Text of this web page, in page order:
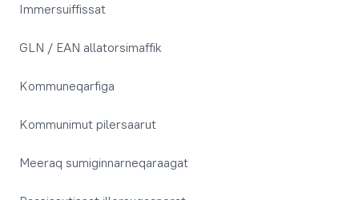
Immersuiffissat
GLN / EAN allatorsimaffik
Kommuneqarfiga
Kommunimut pilersaarut
Meeraq sumiginnarneqaraagat